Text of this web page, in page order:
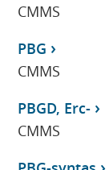
CMMS
PBG
CMMS
PBGD, Erc-
CMMS